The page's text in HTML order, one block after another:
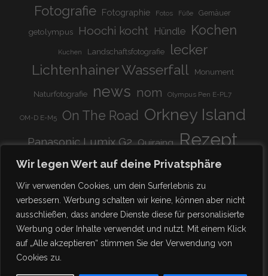
Wir legen Wert auf deine Privatsphäre
Wir verwenden Cookies, um dein Surferlebnis zu
verbessern. Werbung schalten wir keine, können aber nicht
ausschließen, dass andere Dienste diese für personalisierte
Werbung oder Inhalte verwendet und nutzt. Mit einem Klick
auf „Alle akzeptieren“ stimmen Sie der Verwendung von
Cookies zu.
Fotografie Fotographie Fotos Füße Gemäuer
getolympus Hoochi kocht Hündle Kochen
Kuchen Landschaftsfotografie lecker
Lichtenhainer Wasserfall Monument
Naturfotografie news nom Olympus Pen E-PL7
OM-D E-M5 On The Road Orkney Island
Panasonic Lumix G2 Quiraing Rezept
Rundreise schnell & einfach Scotland
Stadion super lecker Systemkamera
vegetarisch Viadukt weitnau woooohoooo!!!!
zu Hause ♥